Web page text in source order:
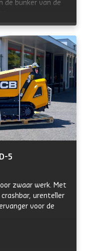
de bunker van de
5
zwaar werk. Met
urenteller
voor de